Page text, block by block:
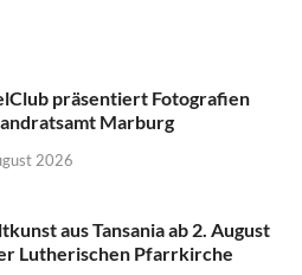
präsentiert Fotografien
Marburg
2026
aus Tansania ab 2. August
Lutherischen Pfarrkirche